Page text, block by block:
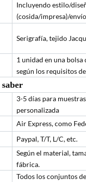
Incluyendo estilo/
(cosida/impresa)/
Serigrafía, tejido
1 unidad en una
según los requisitos
3-5 días para
personalizada
Air Express, como
Paypal, T/T, L/C, etc.
Según el material,
fábrica.
Todos los conjuntos